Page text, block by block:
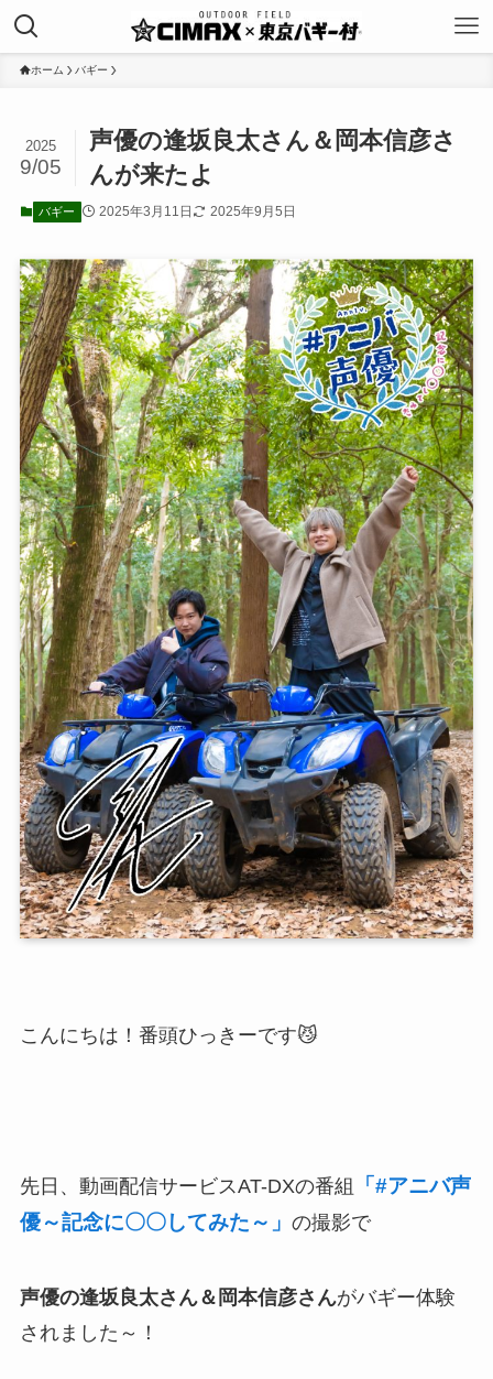
ホーム バギー
声優の逢坂良太さん＆岡本信彦さ
んが来たよ
2025
9/05
バギー 2025年3月11日 2025年9月5日
こんにちは！番頭ひっきーです😼
先日、動画配信サービスAT-DXの番組
「#アニバ声
優～記念に〇〇してみた～」 の撮影で
声優の逢坂良太さん＆岡本信彦さんがバギー体験
されました～！